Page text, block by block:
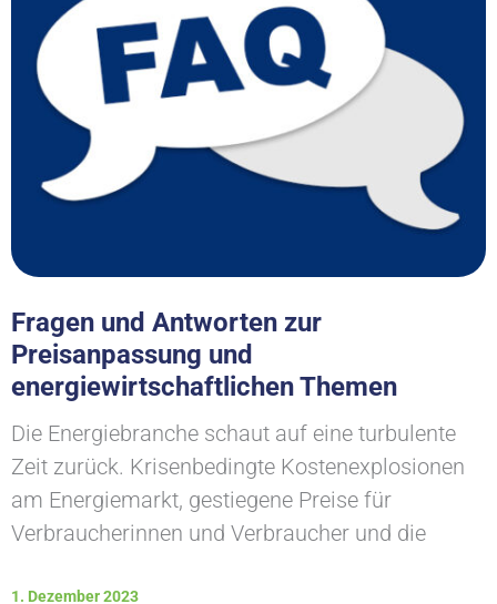
Fragen und Antworten zur
Preisanpassung und
energiewirtschaftlichen Themen
Die Energiebranche schaut auf eine turbulente
Zeit zurück. Krisenbedingte Kostenexplosionen
am Energiemarkt, gestiegene Preise für
Verbraucherinnen und Verbraucher und die
1. Dezember 2023